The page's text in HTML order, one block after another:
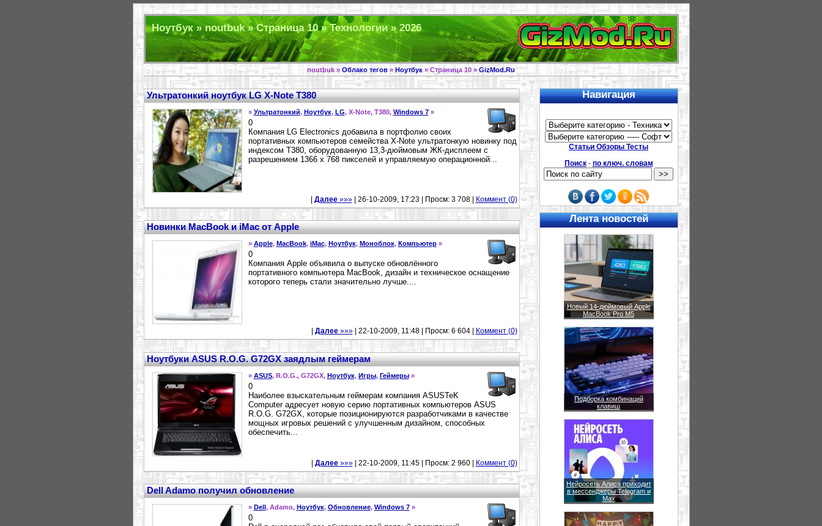
Ноутбук » noutbuk » Страница 10 » Технологии » 2026
noutbuk »Облако тегов »Ноутбук» Страница 10 »GizMod.Ru
Ультратонкий ноутбук LG X-Note T380
» Ультратонкий, Ноутбук, LG, X-Note, T380, Windows 7»
0
Компания LG Electronics добавила в портфолио своих
портативных компьютеров семейства X-Note ультратонкую новинку под
индексом T380, оборудованную 13,3-дюймовым ЖК-дисплеем с
разрешением 1366 x 768 пикселей и управляемую операционной...
Далее»»»| 26-10-2009, 17:23 | Просм: 3 708 | Коммент (0)
Новинки MacBook и iMac от Apple
» Apple, MacBook, iMac, Ноутбук, Моноблок, Компьютер»
0
Компания Apple объявила о выпуске обновлённого
портативного компьютера MacBook, дизайн и техническое оснащение
которого теперь стали значительно лучше....
Далее»»»| 22-10-2009, 11:48 | Просм: 6 604 | Коммент (0)
Ноутбуки ASUS R.O.G. G72GX заядлым геймерам
» ASUS, R.O.G., G72GX, Ноутбук, Игры, Геймеры»
0
Наиболее взыскательным геймерам компания ASUSTeK
Computer адресует новую серию портативных компьютеров ASUS
R.O.G. G72GX, которые позиционируются разработчиками в качестве
мощных игровых решений с улучшенным дизайном, способных
обеспечить...
Далее»»»| 22-10-2009, 11:45 | Просм: 2 960 | Коммент (0)
Dell Adamo получил обновление
» Dell, Adamo, Ноутбук, Обновление, Windows 7»
0
Навигация
Статьи Обзоры Тесты
Поиск- по ключ. словам
Лента новостей
Новый 14-дюймовый Apple
MacBook Pro M5
Подборка комбинаций
клавиш
Нейросеть Алиса приходит
в мессенджеры Telegram и
Max